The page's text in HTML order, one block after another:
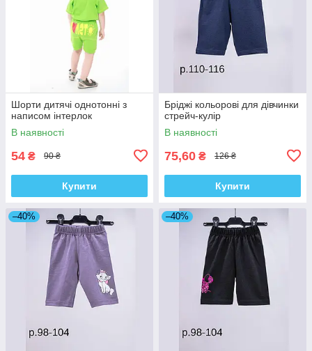
Шорти дитячі однотонні з
написом інтерлок
В наявності
54 ₴ 90 ₴
Купити
Бріджі кольорові для дівчинки
стрейч-кулір
В наявності
75,60 ₴ 126 ₴
Купити
–40% –40%